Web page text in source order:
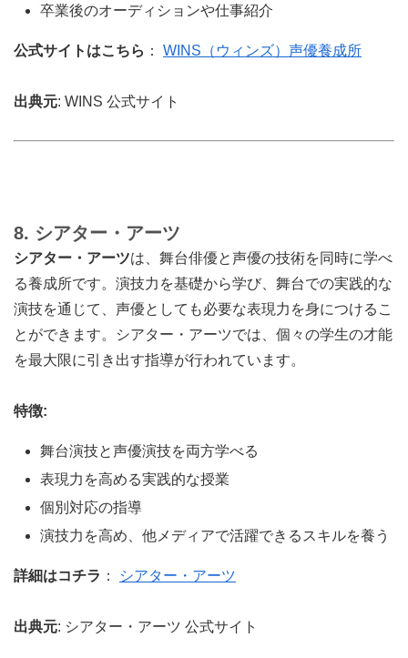
卒業後のオーディションや仕事紹介
公式サイトはこちら ： WINS（ウィンズ）声優養成所
出典元: WINS 公式サイト
8. シアター・アーツ
シアター・アーツは、舞台俳優と声優の技術を同時に学べ
る養成所です。演技力を基礎から学び、舞台での実践的な
演技を通じて、声優としても必要な表現力を身につけるこ
とができます。シアター・アーツでは、個々の学生の才能
を最大限に引き出す指導が行われています。
特徴:
舞台演技と声優演技を両方学べる
表現力を高める実践的な授業
個別対応の指導
演技力を高め、他メディアで活躍できるスキルを養う
詳細はコチラ ： シアター・アーツ
出典元: シアター・アーツ 公式サイト